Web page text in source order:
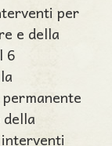
per
e della
6